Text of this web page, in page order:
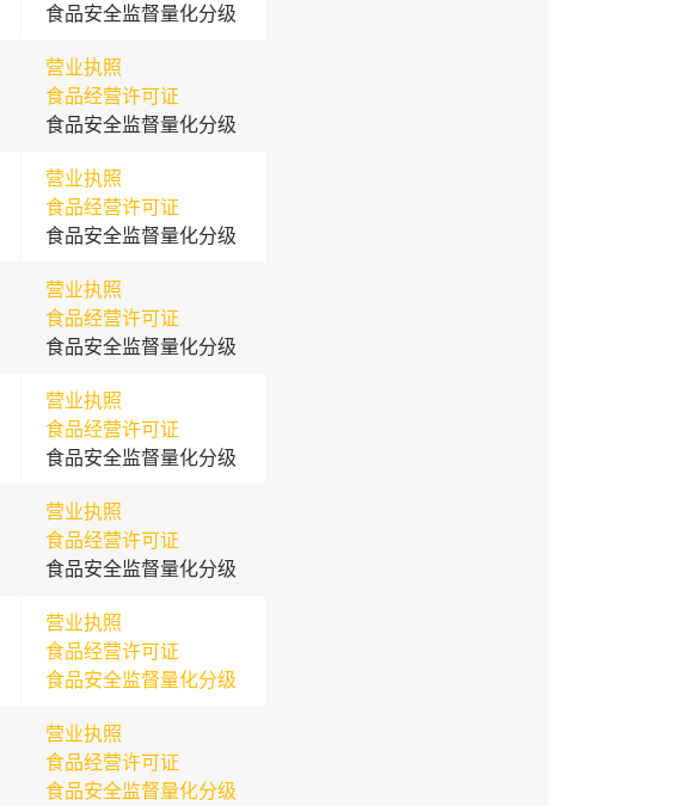
食品安全监督量化分级
营业执照
食品经营许可证
食品安全监督量化分级
营业执照
食品经营许可证
食品安全监督量化分级
营业执照
食品经营许可证
食品安全监督量化分级
营业执照
食品经营许可证
食品安全监督量化分级
营业执照
食品经营许可证
食品安全监督量化分级
营业执照
食品经营许可证
食品安全监督量化分级
营业执照
食品经营许可证
食品安全监督量化分级